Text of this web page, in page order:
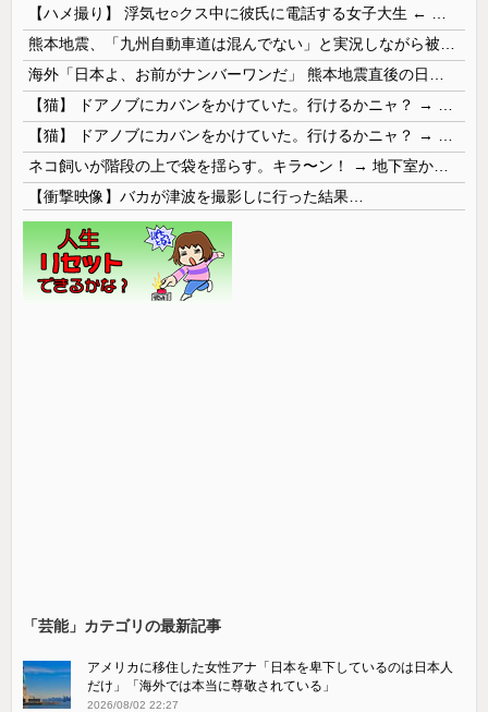
【衝撃映像】バカが津波を撮影しに行った結果…
「芸能」カテゴリの最新記事
アメリカに移住した女性アナ「日本を卑下しているのは日本人
だけ」「海外では本当に尊敬されている」
2026/08/02 22:27